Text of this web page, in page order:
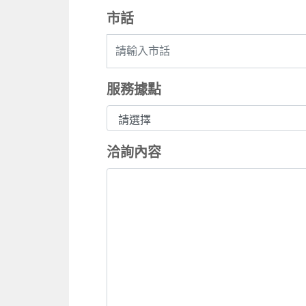
市話
服務據點
洽詢內容